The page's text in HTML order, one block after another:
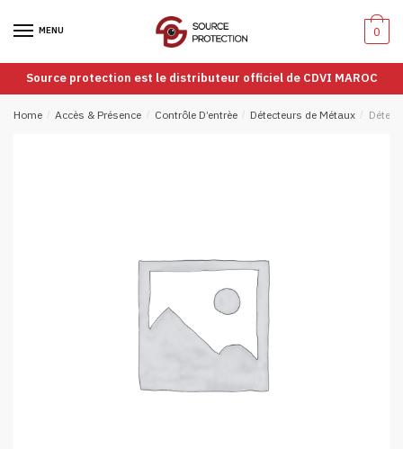
navigation
MENU 0
Source protection est le distributeur officiel de CDVI MAROC
Home / Accès & Présence / Contrôle D’entrèe / Détecteurs de Métaux /